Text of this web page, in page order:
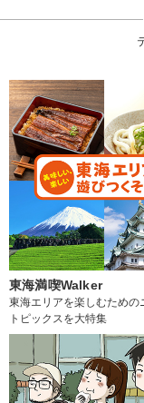
東海満喫Walker
東海エリアを楽しむための
トピックスを大特集